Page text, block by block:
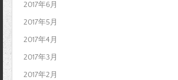
2017年6月
2017年5月
2017年4月
2017年3月
2017年2月